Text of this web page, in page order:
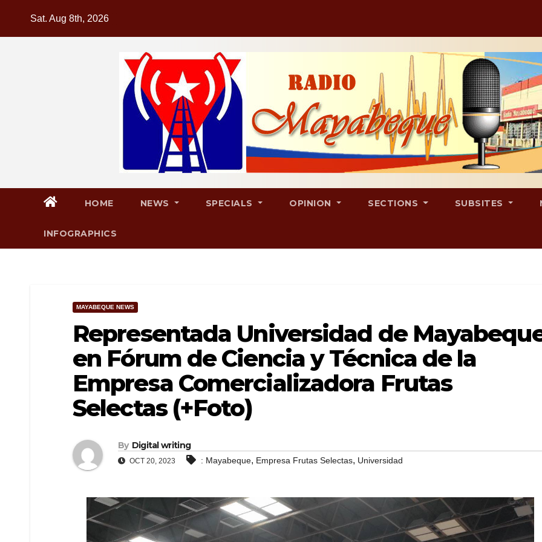
Sat. Aug 8th, 2026
HOME NEWS SPECIALS OPINION SECTIONS SUBSITES
INFOGRAPHICS
MAYABEQUE NEWS
Representada Universidad de
en Fórum de Ciencia y Técnica de la
Empresa Comercializadora Frutas
Selectas (+Foto)
By Digital writing
OCT 20, 2023 : Mayabeque, Empresa Frutas Selectas, Universidad